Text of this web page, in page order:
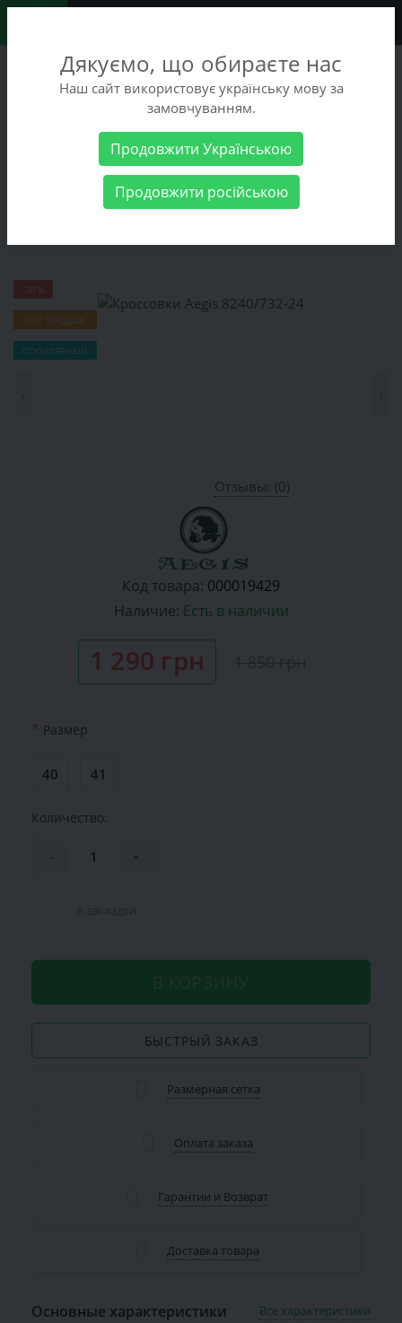
+38 (068) 486-90-09
+38 (093) 486-90-09
Мужские товары Мужская обувь Кроссовки
ХИТ ПРОДАЖ
ПОПУЛЯРНЫЙ
Отзывы: (0)
Код товара: 000019429
Наличие: Есть в наличии
1 290 грн
* Размер
40 41
Количество:
- +
В КОРЗИНУ
БЫСТРЫЙ ЗАКАЗ
Размерная сетка
Оплата заказа
Гарантии и Возврат
Доставка товара
Основные характеристики
Все характеристики
Дякуємо, що обираєте нас
Наш сайт використовує українську мову за
замовчуванням.
Продовжити Українською
Продовжити російською